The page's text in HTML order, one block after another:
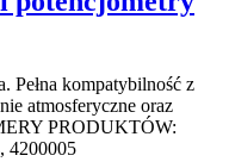
Pełna kompatybilność z
atmosferyczne oraz
PRODUKTÓW:
4200005